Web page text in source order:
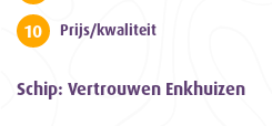
10 Prijs/kwaliteit
Schip: Vertrouwen Enkhuizen